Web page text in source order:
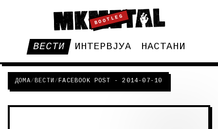
BOOTLEG
ВЕСТИ ИНТЕРВЈУА НАСТАНИ
ДОМА/ВЕСТИ /FACEBOOK POST - 2014-07-10